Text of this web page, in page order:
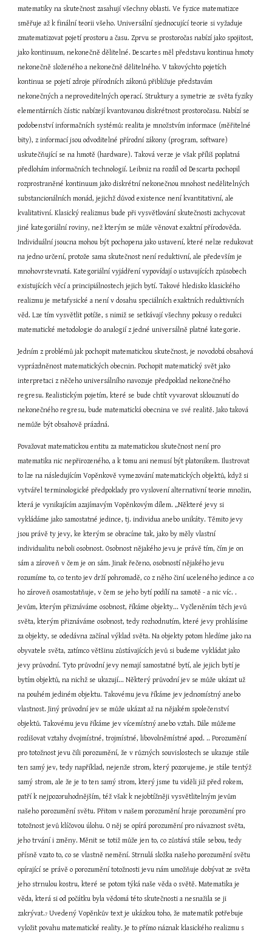
matematiky na skutečnost zasahují všechny oblasti. Ve fyzice matematizce
směřuje až k finální teorii všeho. Universální sjednocující teorie si vyžaduje
zmatematizovat pojetí prostoru a času. Zprvu se prostoročas nabízí jako spojitost,
jako kontinuum, nekonečně dělitelné. Descartes měl představu kontinua hmoty
nekonečně složeného a nekonečně dělitelného. V takovýchto pojetích
kontinua se pojetí zdroje přírodních zákonů přibližuje představám
nekonečných a neproveditelných operací. Struktury a symetrie ze světa fyziky
elementárních částic nabízejí kvantovanou diskrétnost prostoročasu. Nabízí se
podobenství informačních systémů: realita je množstvím informace (měřitelné
bity), z informací jsou odvoditelné přírodní zákony (program, software)
uskutečňující se na hmotě (hardware). Taková verze je však příliš poplatná
předlohám informačních technologií. Leibniz na rozdíl od Descarta pochopil
rozprostraněné kontinuum jako diskrétní nekonečnou mnohost nedělitelných
substancionálních monád, jejichž důvod existence není kvantitativní, ale
kvalitativní. Klasický realizmus bude při vysvětlování skutečnosti zachycovat
jiné kategoriální roviny, než kterým se může věnovat exaktní přírodověda.
Individuální jsoucna mohou být pochopena jako ustavení, které nelze redukovat
na jedno určení, protože sama skutečnost není reduktivní, ale především je
mnohovrstevnatá. Kategoriální vyjádření vypovídají o ustavujících způsobech
existujících věcí a principiálnostech jejich bytí. Takové hledisko klasického
realizmu je metafysické a není v dosahu speciálních exaktních reduktivních
věd. Lze tím vysvětlit potíže, s nimiž se setkávají všechny pokusy o redukci
matematické metodologie do analogií z jedné universálně platné kategorie.
Jedním z problémů jak pochopit matematickou skutečnost, je novodobá obsahová
vyprázdněnost matematických obecnin. Pochopit matematický svět jako
interpretaci z něčeho universálního navozuje předpoklad nekonečného
regresu. Realistickým pojetím, které se bude chtít vyvarovat sklouznutí do
nekonečného regresu, bude matematická obecnina ve své realitě. Jako taková
nemůže být obsahově prázdná.
Považovat matematickou entitu za matematickou skutečnost není pro
matematika nic nepřirozeného, a k tomu ani nemusí být platonikem. Ilustrovat
to lze na následujícím Vopěnkově vymezování matematických objektů, když si
vytvářel terminologické předpoklady pro vyslovení alternativní teorie množin,
která je vynikajícím azajímavým Vopěnkovým dílem. „Některé jevy si
vykládáme jako samostatné jedince, tj. individua anebo unikáty. Těmito jevy
jsou právě ty jevy, ke kterým se obracíme tak, jako by měly vlastní
individualitu neboli osobnost. Osobnost nějakého jevu je právě tím, čím je on
sám a zároveň v čem je on sám. Jinak řečeno, osobností nějakého jevu
rozumíme to, co tento jev drží pohromadě, co z něho činí uceleného jedince a co
ho zároveň osamostatňuje, v čem se jeho bytí podílí na samotě - a nic víc. .
Jevům, kterým přiznáváme osobnost, říkáme objekty... Vyčleněním těch jevů
světa, kterým přiznáváme osobnost, tedy rozhodnutím, které jevy prohlásíme
za objekty, se odedávna začínal výklad světa. Na objekty potom hledíme jako na
obyvatele světa, zatímco většinu zůstávajících jevů si budeme vykládat jako
jevy průvodní. Tyto průvodní jevy nemají samostatné bytí, ale jejich bytí je
bytím objektů, na nichž se ukazují... Některý průvodní jev se může ukázat už
na pouhém jediném objektu. Takovému jevu říkáme jev jednomístný anebo
vlastnost. Jiný průvodní jev se může ukázat až na nějakém společenství
objektů. Takovému jevu říkáme jev vícemístný anebo vztah. Dále můžeme
rozlišovat vztahy dvojmístné, trojmístné, libovolněmístné apod. .. Porozumění
pro totožnost jevu čili porozumění, že v různých souvislostech se ukazuje stále
ten samý jev, tedy například, nejenže strom, který pozorujeme, je stále tentýž
samý strom, ale že je to ten samý strom, který jsme tu viděli již před rokem,
patří k nejpozoruhodnějším, též však k nejobtížněji vysvětlitelným jevům
našeho porozumění světu. Přitom v našem porozumění hraje porozumění pro
totožnost jevů klíčovou úlohu. O něj se opírá porozumění pro návaznost světa,
jeho trvání i změny. Měnit se totiž může jen to, co zůstává stále sebou, tedy
přísně vzato to, co se vlastně nemění. Strnulá složka našeho porozumění světu
opírající se právě o porozumění totožnosti jevu nám umožňuje dobývat ze světa
jeho strnulou kostru, které se potom týká naše věda o světě. Matematika je
věda, která si od počátku byla vědomá této skutečnosti a nesnažila se ji
zakrývat.7 Uvedený Vopěnkův text je ukázkou toho, že matematik potřebuje
vyložit povahu matematické reality. Je to přímo náznak klasického realizmu s